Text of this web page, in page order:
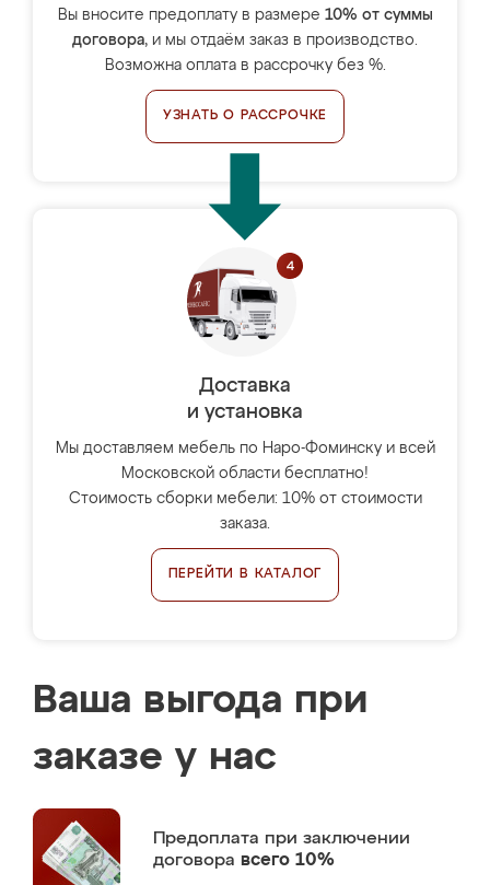
Вы вносите предоплату в размере 10% от суммы
договора, и мы отдаём заказ в производство.
Возможна оплата в рассрочку без %.
УЗНАТЬ О РАССРОЧКЕ
Доставка
и установка
Мы доставляем мебель по Наро-Фоминску и всей
Московской области бесплатно!
Стоимость сборки мебели: 10% от стоимости
заказа.
ПЕРЕЙТИ В КАТАЛОГ
Ваша выгода при
заказе у нас
Предоплата при заключении
договора всего 10%